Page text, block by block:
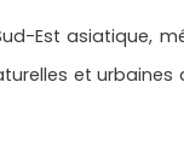
Est asiatique,
et urbaines